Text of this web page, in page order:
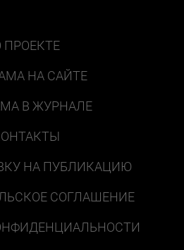
ПРОЕКТЕ
НА САЙТЕ
В ЖУРНАЛЕ
НА ПУБЛИКАЦИЮ
СОГЛАШЕНИЕ